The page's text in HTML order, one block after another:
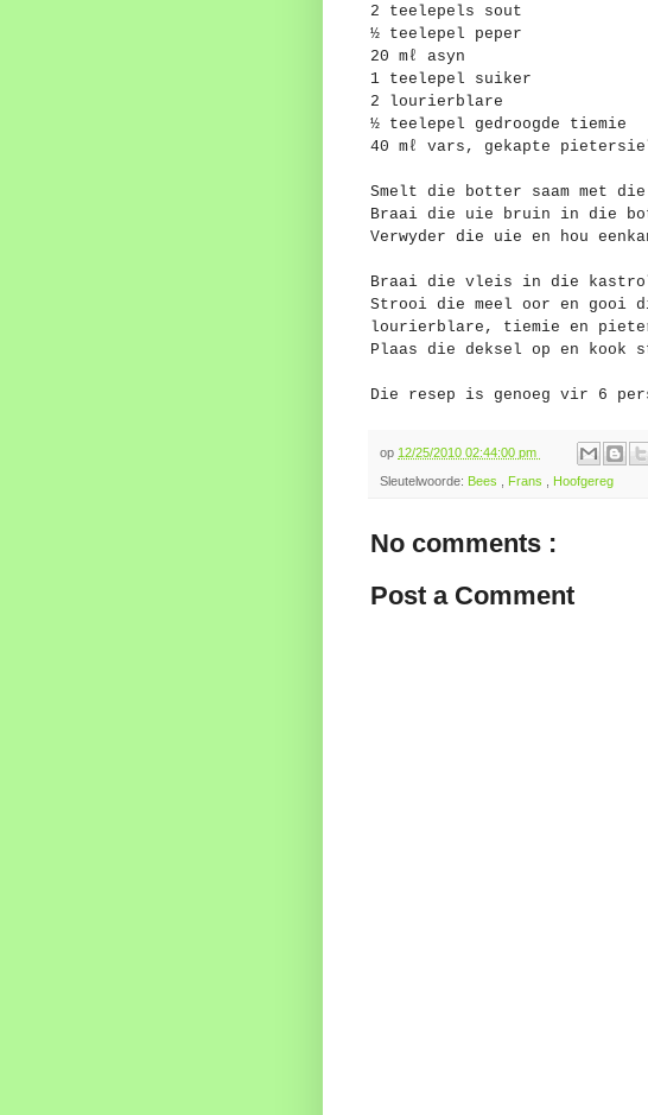
2 teelepels sout
½ teelepel peper
20 mℓ asyn
1 teelepel suiker
2 lourierblare
½ teelepel gedroogde tiemie
40 mℓ vars, gekapte
Smelt die botter saam met
Braai die uie bruin in die
Verwyder die uie en hou
Braai die vleis in die
Strooi die meel oor en gooi
lourierblare, tiemie en
Plaas die deksel op en
Die resep is genoeg vir 6
op 12/25/2010 02:44:00 pm
Sleutelwoorde: Bees , Frans , Hoofgereg
No comments :
Post a Comment